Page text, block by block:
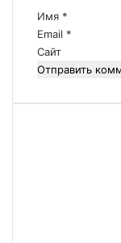
р
и
й
*
Имя *
Email *
Сайт